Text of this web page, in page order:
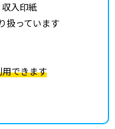
入印紙
扱っています
できます